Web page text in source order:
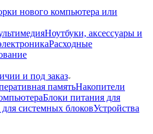
нового компьютера или
Ноутбуки, аксессуары и
Расходные
и под заказ
памятьНакопители
Блоки питания для
системных блоковУстройства